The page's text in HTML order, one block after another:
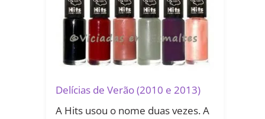
Delícias de Verão (2010 e 2013)
A Hits usou o nome duas vezes. A